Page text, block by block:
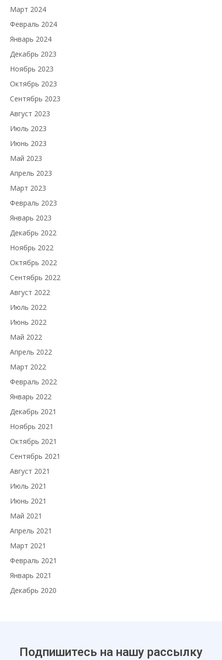
Март 2024
Февраль 2024
Январь 2024
Декабрь 2023
Ноябрь 2023
Октябрь 2023
Сентябрь 2023
Август 2023
Июль 2023
Июнь 2023
Май 2023
Апрель 2023
Март 2023
Февраль 2023
Январь 2023
Декабрь 2022
Ноябрь 2022
Октябрь 2022
Сентябрь 2022
Август 2022
Июль 2022
Июнь 2022
Май 2022
Апрель 2022
Март 2022
Февраль 2022
Январь 2022
Декабрь 2021
Ноябрь 2021
Октябрь 2021
Сентябрь 2021
Август 2021
Июль 2021
Июнь 2021
Май 2021
Апрель 2021
Март 2021
Февраль 2021
Январь 2021
Декабрь 2020
Подпишитесь на нашу рассылку